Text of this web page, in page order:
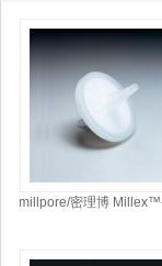
millpore/密理博